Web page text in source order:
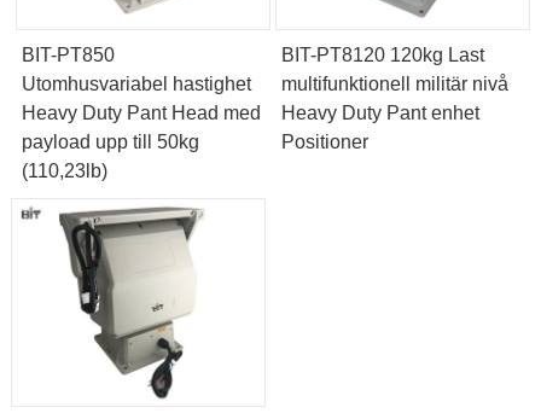
BIT-PT850
Utomhusvariabel hastighet
Heavy Duty Pant Head med
payload upp till 50kg
(110,23lb)
BIT-PT8120 120kg Last
multifunktionell militär nivå
Heavy Duty Pant enhet
Positioner